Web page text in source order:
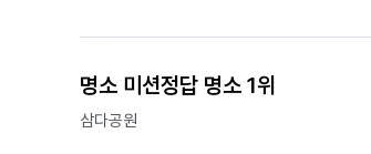
명소 미션정답 명소 1위
삼다공원